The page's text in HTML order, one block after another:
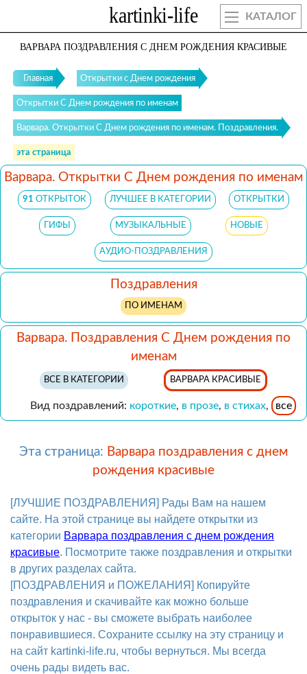
КАТАЛОГ
ВАРВАРА ПОЗДРАВЛЕНИЯ С ДНЕМ РОЖДЕНИЯ КРАСИВЫЕ
Главная Открытки с Днем рождения
Открытки С Днем рождения по именам
Варвара. Открытки С Днем рождения по именам. Поздравления.
эта страница
Варвара. Открытки С Днем рождения по именам
91 ОТКРЫТОК ЛУЧШЕЕ В КАТЕГОРИИ ОТКРЫТКИ
ГИФЫ МУЗЫКАЛЬНЫЕ НОВЫЕ
АУДИО-ПОЗДРАВЛЕНИЯ
Поздравления
ПО ИМЕНАМ
Варвара. Поздравления С Днем рождения по
именам
ВСЕ В КАТЕГОРИИ ВАРВАРА КРАСИВЫЕ
Вид поздравлений: короткие, в прозе, в стихах, все
Эта страница: Варвара поздравления с днем
рождения красивые
[ЛУЧШИЕ ПОЗДРАВЛЕНИЯ] Рады Вам на нашем
сайте. На этой странице вы найдете открытки из
категории Варвара поздравления с днем рождения
красивые. Посмотрите также поздравления и открытки
в других разделах сайта.
[ПОЗДРАВЛЕНИЯ и ПОЖЕЛАНИЯ] Копируйте
поздравления и скачивайте как можно больше
открыток у нас - вы сможете выбрать наиболее
понравившиеся. Сохраните ссылку на эту страницу и
на сайт kartinki-life.ru, чтобы вернуться. Мы всегда
очень рады видеть вас.